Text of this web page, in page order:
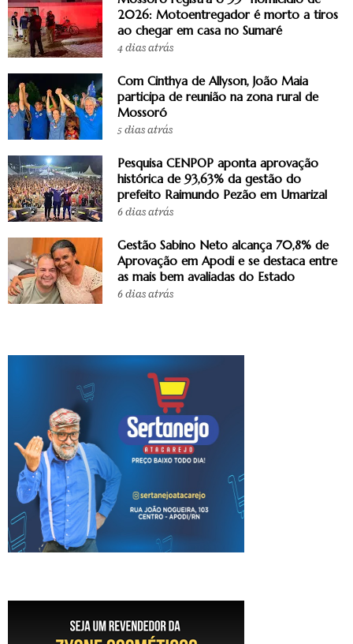
2026: Motoentregador é morto a tiros
ao chegar em casa no Sumaré
4 dias atrás
Com Cinthya de Allyson, João Maia
participa de reunião na zona rural de
Mossoró
5 dias atrás
Pesquisa CENPOP aponta aprovação
histórica de 93,63% da gestão do
prefeito Raimundo Pezão em Umarizal
6 dias atrás
Gestão Sabino Neto alcança 70,8% de
Aprovação em Apodi e se destaca entre
as mais bem avaliadas do Estado
6 dias atrás